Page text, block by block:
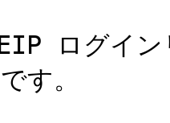
ログイン
す。